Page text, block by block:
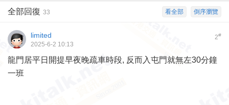
倒序瀏覽
看全部
全部回復 33
2#
limited
2025-6-2 10:13
龍門居平日開提早夜晚疏車時段, 反而入屯門就無左30分鐘
一班